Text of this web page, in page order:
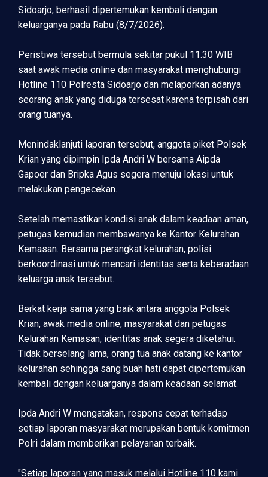
Sidoarjo, berhasil dipertemukan kembali dengan
keluarganya pada Rabu (8/7/2026).
Peristiwa tersebut bermula sekitar pukul 11.30 WIB
saat awak media online dan masyarakat menghubungi
Hotline 110 Polresta Sidoarjo dan melaporkan adanya
seorang anak yang diduga tersesat karena terpisah dari
orang tuanya.
Menindaklanjuti laporan tersebut, anggota piket Polsek
Krian yang dipimpin Ipda Andri W bersama Aipda
Gapoer dan Bripka Agus segera menuju lokasi untuk
melakukan pengecekan.
Setelah memastikan kondisi anak dalam keadaan aman,
petugas kemudian membawanya ke Kantor Kelurahan
Kemasan. Bersama perangkat kelurahan, polisi
berkoordinasi untuk mencari identitas serta keberadaan
keluarga anak tersebut.
Berkat kerja sama yang baik antara anggota Polsek
Krian, awak media online, masyarakat dan petugas
Kelurahan Kemasan, identitas anak segera diketahui.
Tidak berselang lama, orang tua anak datang ke kantor
kelurahan sehingga sang buah hati dapat dipertemukan
kembali dengan keluarganya dalam keadaan selamat.
Ipda Andri W mengatakan, respons cepat terhadap
setiap laporan masyarakat merupakan bentuk komitmen
Polri dalam memberikan pelayanan terbaik.
"Setiap laporan yang masuk melalui Hotline 110 kami